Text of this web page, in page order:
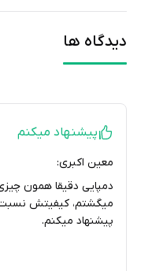
دیدگاه ها
پیشنهاد میکنم
معین اکبری:
دمپایی دقیقا همون چیزی
میگشتم، کیفیتش نسبت
پیشنهاد میکنم.